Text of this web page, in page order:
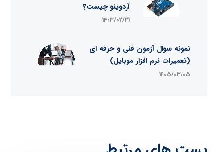
آردوینو چیست؟
1403/02/31
نمونه سوال آزمون فنی و حرفه ای
(تعمیرات نرم افزار موبایل)
1405/03/05